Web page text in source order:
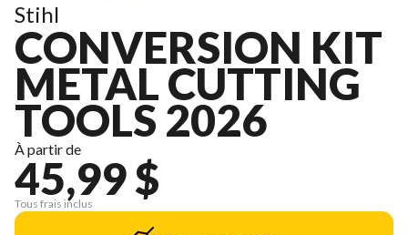
Stihl
CONVERSION KIT
METAL CUTTING
TOOLS 2026
À partir de
45,99 $
Tous frais inclus